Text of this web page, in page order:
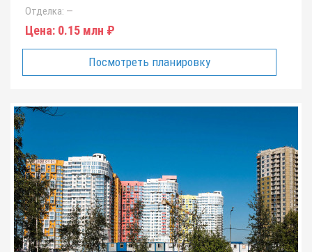
Отделка: —
Цена: 0.15 млн ₽
Посмотреть планировку